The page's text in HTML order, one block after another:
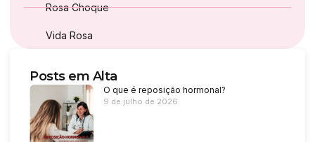
Rosa Choque
Vida Rosa
Posts em Alta
O que é reposição hormonal?
9 de julho de 2026